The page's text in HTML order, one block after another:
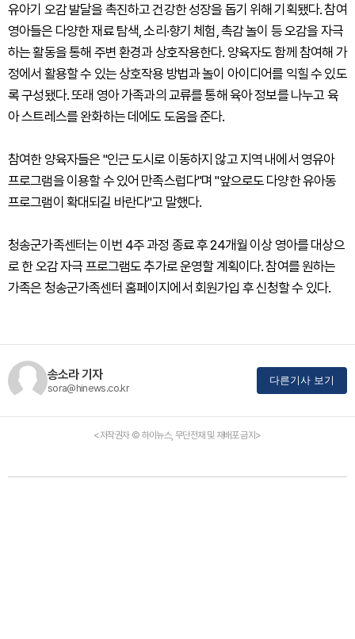
유아기 오감 발달을 촉진하고 건강한 성장을 돕기 위해 기획됐다. 참여
영아들은 다양한 재료 탐색, 소리·향기 체험, 촉감 놀이 등 오감을 자극
하는 활동을 통해 주변 환경과 상호작용한다. 양육자도 함께 참여해 가
정에서 활용할 수 있는 상호작용 방법과 놀이 아이디어를 익힐 수 있도
록 구성됐다. 또래 영아 가족과의 교류를 통해 육아 정보를 나누고 육
아 스트레스를 완화하는 데에도 도움을 준다.
참여한 양육자들은 "인근 도시로 이동하지 않고 지역 내에서 영유아
프로그램을 이용할 수 있어 만족스럽다"며 "앞으로도 다양한 유아동
프로그램이 확대되길 바란다"고 말했다.
청송군가족센터는 이번 4주 과정 종료 후 24개월 이상 영아를 대상으
로 한 오감 자극 프로그램도 추가로 운영할 계획이다. 참여를 원하는
가족은 청송군가족센터 홈페이지에서 회원가입 후 신청할 수 있다.
송소라 기자
sora@hinews.co.kr
다른기사 보기
<저작권자 © 하이뉴스, 무단전재 및 재배포 금지>